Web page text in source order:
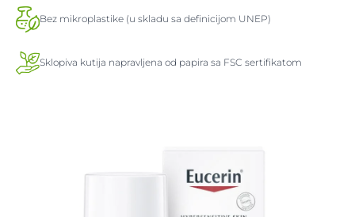
Bez mikroplastike (u skladu sa definicijom UNEP)
Sklopiva kutija napravljena od papira sa FSC sertifikatom